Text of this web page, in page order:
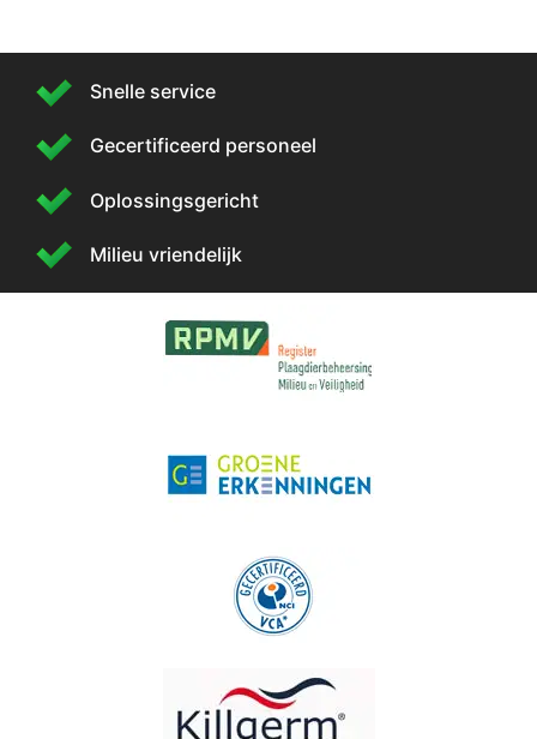
Snelle service
Gecertificeerd personeel
Oplossingsgericht
Milieu vriendelijk